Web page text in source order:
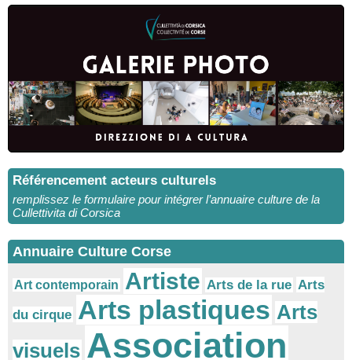
Référencement acteurs culturels
remplissez le formulaire pour intégrer l’annuaire culture de la
Cullettivita di Corsica
Annuaire Culture Corse
Art contemporain Artiste Arts de la rue Arts
du cirque Arts plastiques Arts
visuels Association